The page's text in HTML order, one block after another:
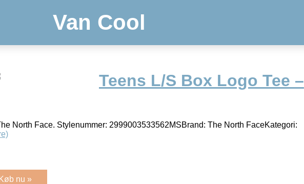
Van Cool
Teens L/S Box Logo Tee –
North Face. Stylenummer: 2999003533562MSBrand: The North FaceKategori:
Køb nu »